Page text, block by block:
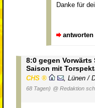
Danke für
antworten
8:0 gegen Vorwärts
Saison mit
CHS , Lünen /
68 Tagen) @ Redaktion